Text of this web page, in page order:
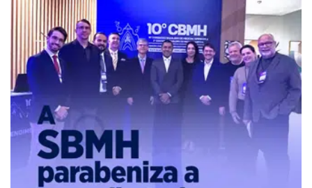
Vitality
Club
Diabetes,
Fitness,
Health,
Relationships